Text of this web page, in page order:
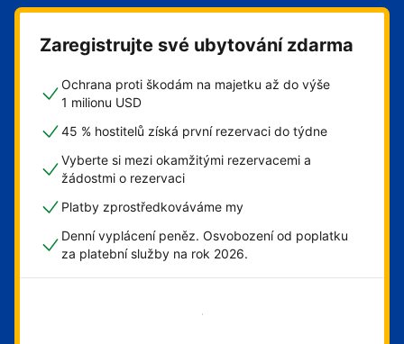
Zaregistrujte své ubytování zdarma
Ochrana proti škodám na majetku až do výše
1 milionu USD
45 % hostitelů získá první rezervaci do týdne
Vyberte si mezi okamžitými rezervacemi a
žádostmi o rezervaci
Platby zprostředkováváme my
Denní vyplácení peněz. Osvobození od poplatku
za platební služby na rok 2026.
Začít hned